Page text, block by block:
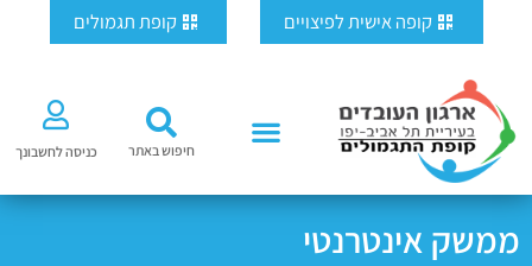
לתוכן
קופה אישית לפיצויים קופת תגמולים
חיפוש באתר כניסה לחשבונך
ממשק אינטרנטי